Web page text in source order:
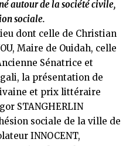
autour de la société civile,
sociale.
dont celle de Christian
Maire de Ouidah, celle
Sénatrice et
la présentation de
et prix littéraire
STANGHERLIN
sociale de la ville de
INNOCENT,